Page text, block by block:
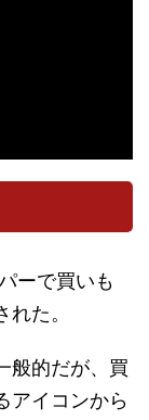
ーで買いも
た。
般的だが、買
アイコンから